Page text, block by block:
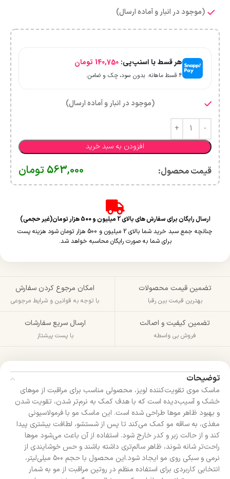
(موجود در انبار و آماده ارسال)
هر قسط با اسنپ‌پی: 140,750 تومان
۴ قسط ماهانه. بدون سود، چک و ضامن.
(موجود در انبار و آماده ارسال)
افزودن به سبد خرید
قیمت محصول:​ 563,000 تومان
ارسال رایگان برای سفارش های بالای 2 میلیون و 500 هزار تومان(غیر حجمی)
چنانچه جمع سبد خرید شما بالای 2 میلیون و 500 هزار تومان شود هزینه پست
برای شما به صورت رایگان محاسبه خواهد شد.
تضمین قیمت محصولات
بهترین قیمت بین رقبا
امکان مرجوع کردن سفارش
با توجه به قوانین و شرایط مرجوعی
تضمین کیفیت و اصالت
فروش بی واسطه
ارسال سریع سفارشات
با پست پیشتاز
توضیحات
ماسک موی تقویت‌کننده لویز، محصولی مناسب برای مراقبت از موهای
خشک و آسیب‌دیده است که با هدف کمک به نرم‌تر شدن، تقویت شدن
و بهبود ظاهر موها طراحی شده است. این ماسک مو با فرمولاسیونی
مغذی، به ساقه مو کمک می‌کند تا پس از شستشو، لطافت بیشتری پیدا
کند و از حالت زبر و کدر خارج شود. استفاده از آن باعث می‌شود موها
راحت‌تر شانه شوند، ظاهر سالم‌تری داشته باشند و حس خوشایندی از
نرمی و سبکی روی مو ایجاد شود.این محصول با حجم ۵۰۰ میلی‌لیتر،
انتخابی کاربردی برای استفاده منظم در روتین مراقبت از مو به شمار